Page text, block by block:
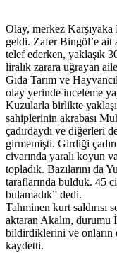
Olay, merkez Karşıyaka
geldi. Zafer Bingöl’e ait
telef ederken, yaklaşık
liralık zarara uğrayan
Gıda Tarım ve
olay yerinde inceleme
Kuzularla birlikte
sahiplerinin akrabası
çadırdaydı ve diğerleri
girmemişti. Girdiği
civarında yaralı koyun
topladık. Bazılarını da
taraflarında bulduk. 45
bulamadık” dedi.
Tahminen kurt saldırısı
aktaran Akalın, durumu
bildirdiklerini ve onların
kaydetti.